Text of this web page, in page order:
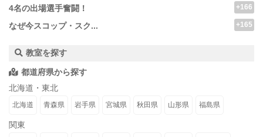
4名の出場選手奮闘！ +166
なぜ今スコップ・スク... +165
教室を探す
都道府県から探す
北海道・東北
北海道 青森県 岩手県 宮城県 秋田県 山形県 福島県
関東